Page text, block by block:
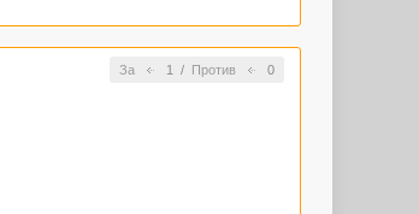
За 1 / Против 0